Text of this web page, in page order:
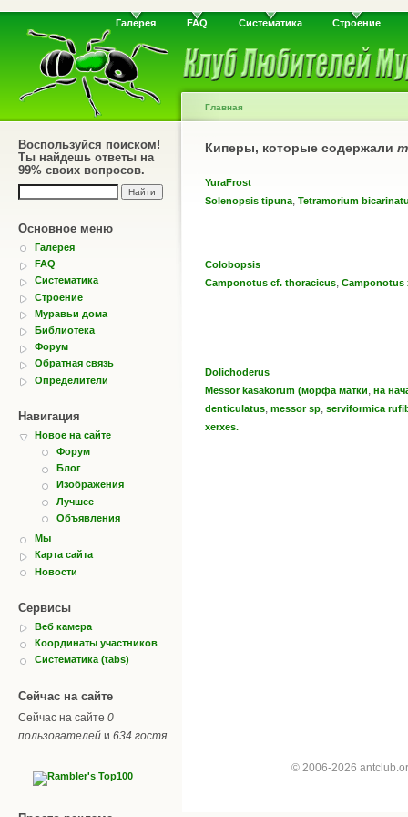
Галерея FAQ Систематика Строение
Воспользуйся поиском!
Ты найдешь ответы на
99% своих вопросов.
Основное меню
Галерея
FAQ
Систематика
Строение
Муравьи дома
Библиотека
Форум
Обратная связь
Определители
Навигация
Новое на сайте
Форум
Блог
Изображения
Лучшее
Объявления
Мы
Карта сайта
Новости
Сервисы
Веб камера
Координаты участников
Систематика (tabs)
Сейчас на сайте
Сейчас на сайте 0
пользователей и 634 гостя
Главная
Киперы, которые содержали
YuraFrost
Solenopsis tipuna, Tetramorium
Colobopsis
Camponotus cf. thoracicus, Camponotus
Dolichoderus
Messor kasakorum (морфа матки, на
denticulatus, messor sp, serviformica
xerxes.
© 2006-2026